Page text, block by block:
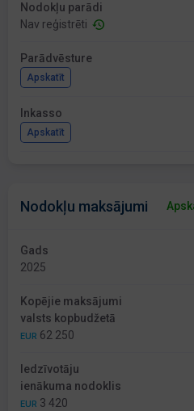
Nodokļu parādi
Nav reģistrēti
Parādvēsture
Apskatīt
Inkasso
Apskatīt
Nodokļu maksājumi
Gads
2025
Kopējie maksājumi
valsts kopbudžetā
EUR 62 250
Iedzīvotāju
ienākuma nodoklis
EUR 3 420